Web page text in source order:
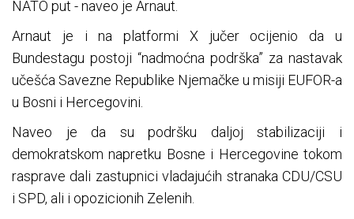
NATO put - naveo je Arnaut.
Arnaut je i na platformi X jučer ocijenio da u
Bundestagu postoji “nadmoćna podrška” za nastavak
učešća Savezne Republike Njemačke u misiji EUFOR-a
u Bosni i Hercegovini.
Naveo je da su podršku daljoj stabilizaciji i
demokratskom napretku Bosne i Hercegovine tokom
rasprave dali zastupnici vladajućih stranaka CDU/CSU
i SPD, ali i opozicionih Zelenih.